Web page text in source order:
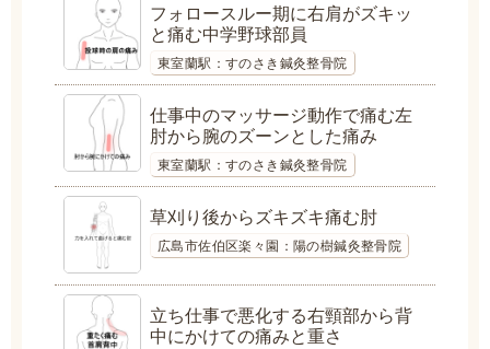
フォロースルー期に右肩がズキッ
と痛む中学野球部員
東室蘭駅：すのさき鍼灸整骨院
仕事中のマッサージ動作で痛む左
肘から腕のズーンとした痛み
東室蘭駅：すのさき鍼灸整骨院
草刈り後からズキズキ痛む肘
広島市佐伯区楽々園：陽の樹鍼灸整骨院
立ち仕事で悪化する右頸部から背
中にかけての痛みと重さ